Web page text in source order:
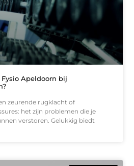
Apeldoorn bij
zeurende rugklacht of
het zijn problemen die je
verstoren. Gelukkig biedt